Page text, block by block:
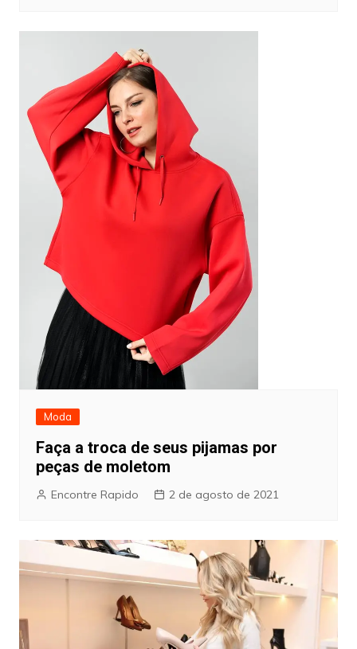
Moda
Faça a troca de seus pijamas por
peças de moletom
Encontre Rapido 2 de agosto de 2021